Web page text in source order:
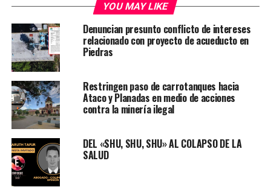
YOU MAY LIKE
Denuncian presunto conflicto de intereses
relacionado con proyecto de acueducto en
Piedras
Restringen paso de carrotanques hacia
Ataco y Planadas en medio de acciones
contra la minería ilegal
DEL «SHU, SHU, SHU» AL COLAPSO DE LA
SALUD